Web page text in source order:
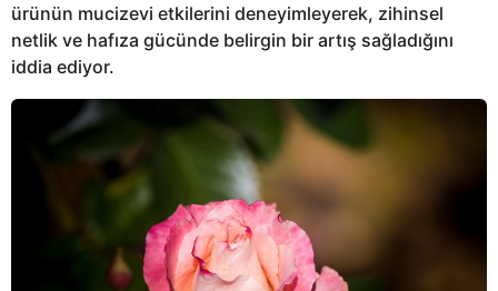
ürünün mucizevi etkilerini deneyimleyerek, zihinsel
netlik ve hafıza gücünde belirgin bir artış sağladığını
iddia ediyor.